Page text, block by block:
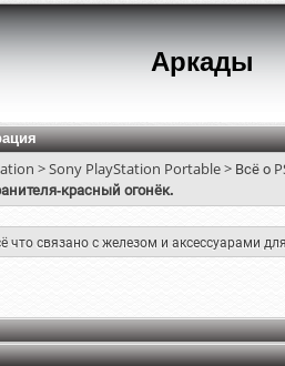
Аркады
>Sony PlayStation Portable> Всё о
красный огонёк.
что связано с железом и аксессуарами